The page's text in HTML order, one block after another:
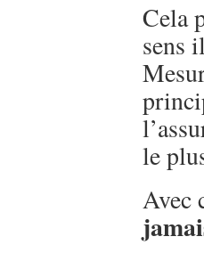
Cela
sens
le
Avec